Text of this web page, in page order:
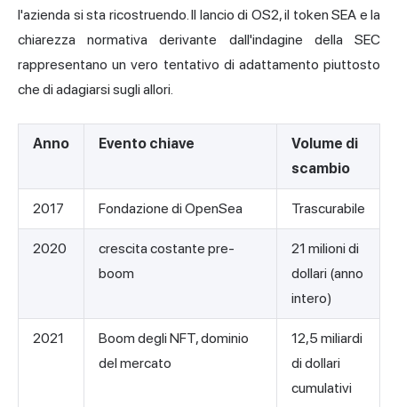
l'azienda si sta ricostruendo. Il lancio di OS2, il token SEA e la
chiarezza normativa derivante dall'indagine della SEC
rappresentano un vero tentativo di adattamento piuttosto
che di adagiarsi sugli allori.
Anno Evento chiave
Volume di
scambio
2017 Fondazione di OpenSea Trascurabile
2020
crescita costante pre-
boom
21 milioni di
dollari (anno
intero)
2021
Boom degli NFT, dominio
del mercato
12,5 miliardi
di dollari
cumulativi